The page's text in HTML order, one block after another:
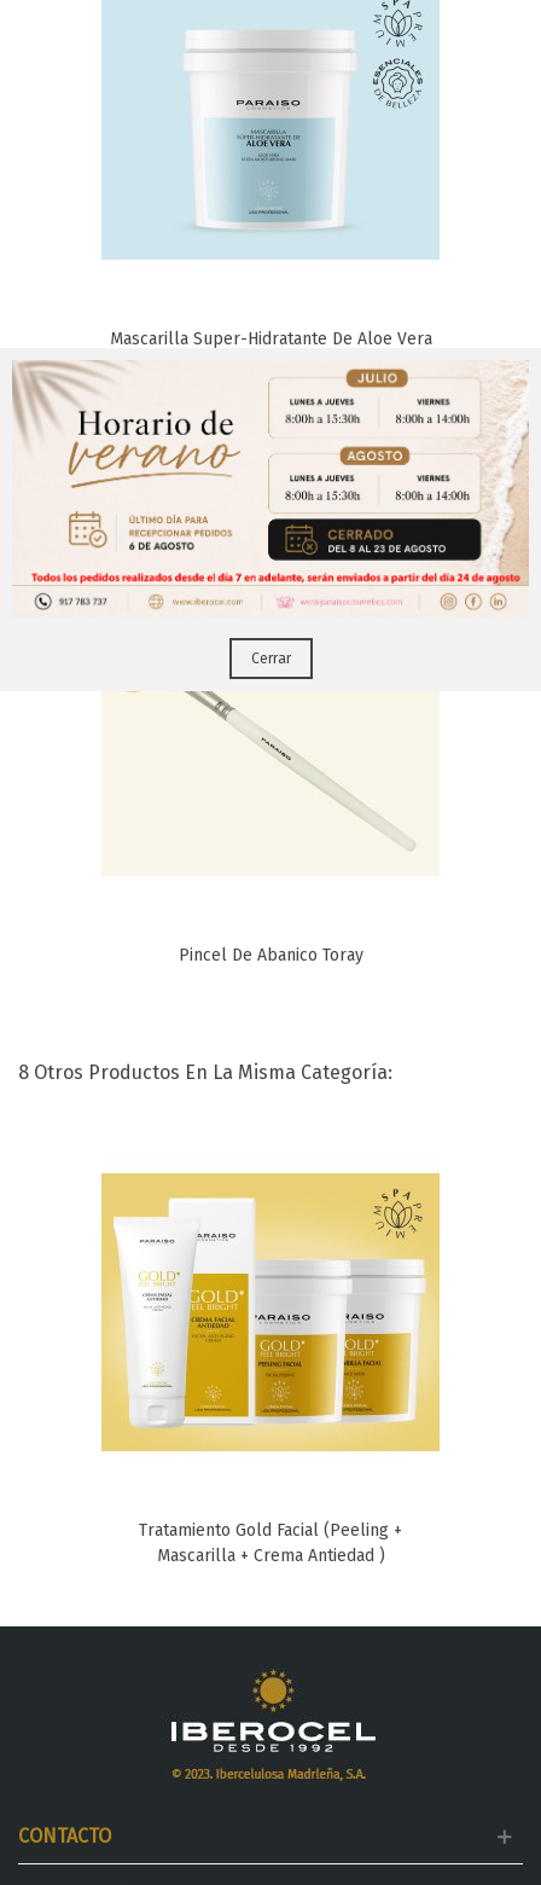
Mascarilla Super-Hidratante De Aloe Vera
Los Clientes Que Adquirieron Este Producto También
Pincel De Abanico Toray
8 Otros Productos En La Misma Categoría:
Tratamiento Gold Facial (Peeling +
Mascarilla + Crema Antiedad )
CONTACTO
Aviso Importante
¡Regístrate para acceder a los precios y realizar
tus pedidos online.!
Puedes hacerlo desdeAqui!
CERRAR
Cerrar